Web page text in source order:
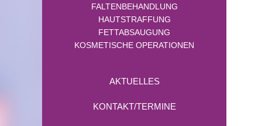
FALTENBEHANDLUNG
HAUTSTRAFFUNG
FETTABSAUGUNG
KOSMETISCHE OPERATIONEN
AKTUELLES
KONTAKT/TERMINE